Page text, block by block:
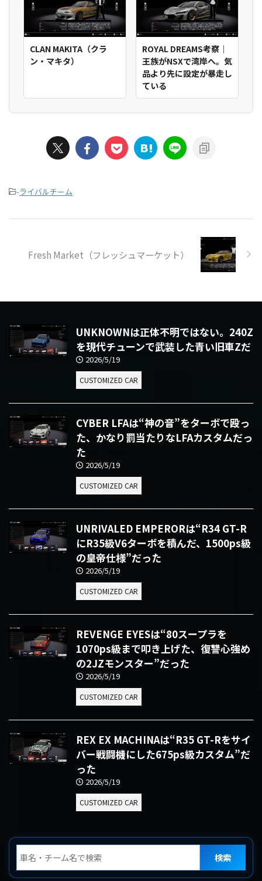
CLAN MAKITA（クラ
ン・マキタ）
ROYAL DREAMS考察｜
王族がNSXで湾岸へ。気
品より先に設定が暴走し
ている
-ライバルチーム
Fresh Market（フレッシュマーケット）
UNKNOWNは正体不明ではない。240Z
を現代チューンで武装した青い旧車Zだ
2026/5/19
CUSTOMIZED CAR
CYBER LFAは“神の音”をターボで殴っ
た、かなり罰当たりなLFAカスタムだっ
た
2026/5/19
CUSTOMIZED CAR
UNRIVALED EMPERORは“R34 GT-R
にR35級V6ターボを積んだ、1500ps級
の皇帝仕様”だった
2026/5/19
CUSTOMIZED CAR
REVENGE EYESは“80スープラを
1070ps級まで叩き上げた、復讐心強め
の2JZモンスター”だった
2026/5/19
CUSTOMIZED CAR
REX EX MACHINAは“R35 GT-Rをサイ
バー戦闘機にした675ps級カスタム”だ
った
2026/5/19
CUSTOMIZED CAR
検索